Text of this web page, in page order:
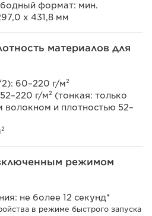
формат: мин.
x 431,8 мм
материалов для
60–220 г/м²
г/м² (тонкая: только
волокном и плотностью 52–
режимом
не более 12 секунд*
в режиме быстрого запуска